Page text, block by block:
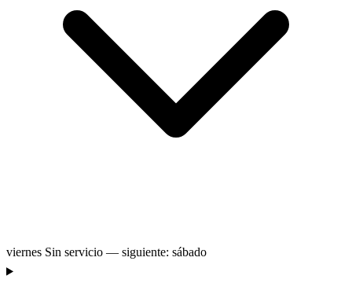
viernes Sin servicio — siguiente: sábado